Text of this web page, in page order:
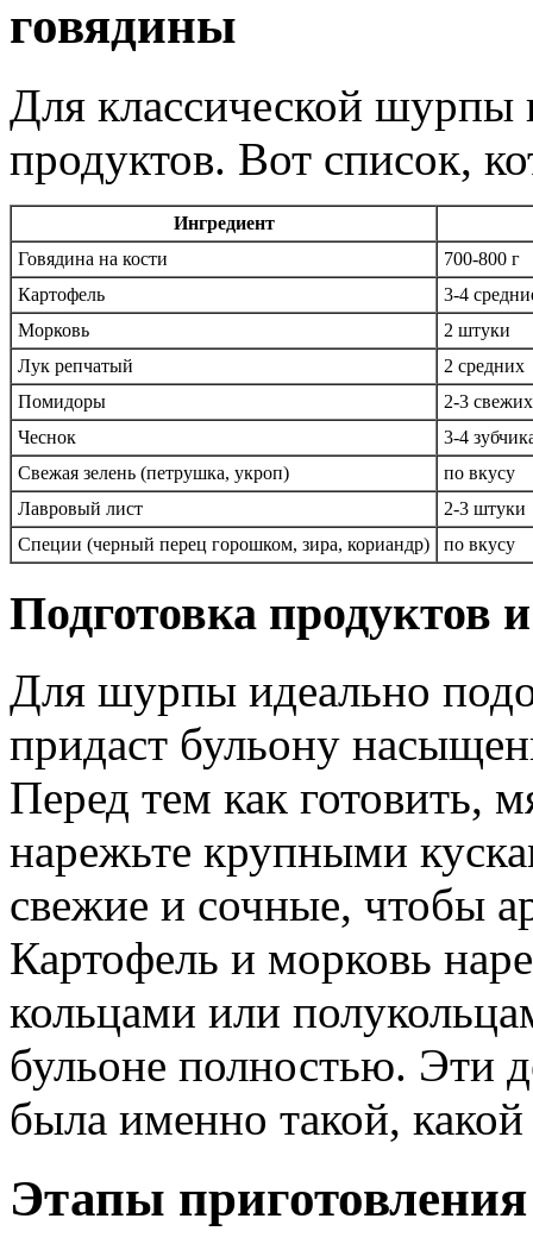
говядины
Для классической шурпы
продуктов. Вот список,
Ингредиент
Говядина на кости
700-800 г
Картофель
3-4
Морковь
2 штуки
Лук репчатый
2 средних
Помидоры
2-3
Чеснок
3-4
Свежая зелень (петрушка, укроп)
по вкусу
Лавровый лист
2-3 штуки
Специи (черный перец горошком, зира, кориандр)
по вкусу
Подготовка продуктов
Для шурпы идеально
придаст бульону
Перед тем как готовить,
нарежьте крупными
свежие и сочные, чтобы
Картофель и морковь
кольцами или
бульоне полностью. Эти
была именно такой,
Этапы